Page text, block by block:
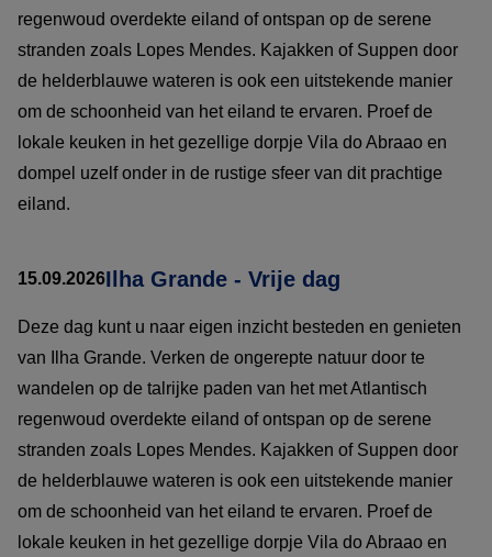
regenwoud overdekte eiland of ontspan op de serene
stranden zoals Lopes Mendes. Kajakken of Suppen door
de helderblauwe wateren is ook een uitstekende manier
om de schoonheid van het eiland te ervaren. Proef de
lokale keuken in het gezellige dorpje Vila do Abraao en
dompel uzelf onder in de rustige sfeer van dit prachtige
eiland.
15.09.2026Ilha Grande - Vrije dag
Deze dag kunt u naar eigen inzicht besteden en genieten
van Ilha Grande. Verken de ongerepte natuur door te
wandelen op de talrijke paden van het met Atlantisch
regenwoud overdekte eiland of ontspan op de serene
stranden zoals Lopes Mendes. Kajakken of Suppen door
de helderblauwe wateren is ook een uitstekende manier
om de schoonheid van het eiland te ervaren. Proef de
lokale keuken in het gezellige dorpje Vila do Abraao en